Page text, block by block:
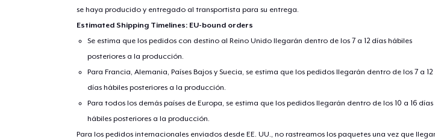
se haya producido y entregado al transportista para su entrega.
Estimated Shipping Timelines: EU-bound orders
Se estima que los pedidos con destino al Reino Unido llegarán dentro de los 7 a 12 días hábiles
posteriores a la producción.
Para Francia, Alemania, Países Bajos y Suecia, se estima que los pedidos llegarán dentro de los 7 a 12
días hábiles posteriores a la producción.
Para todos los demás países de Europa, se estima que los pedidos llegarán dentro de los 10 a 16 días
hábiles posteriores a la producción.
Para los pedidos internacionales enviados desde EE. UU., no rastreamos los paquetes una vez que